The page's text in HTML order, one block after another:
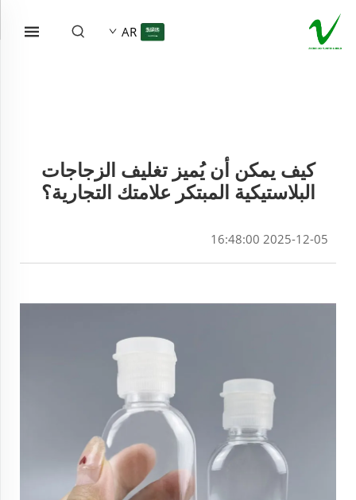
AR
كيف يمكن أن يُميز تغليف الزجاجات
البلاستيكية المبتكر علامتك التجارية؟
2025-12-05 16:48:00